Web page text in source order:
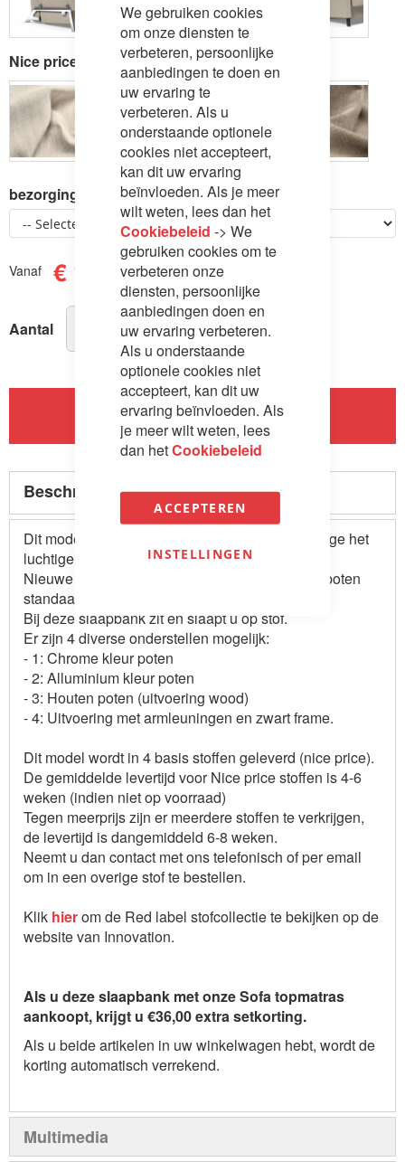
We gebruiken cookies
om onze diensten te
verbeteren, persoonlijke
aanbiedingen te doen en
uw ervaring te
verbeteren. Als u
onderstaande optionele
cookies niet accepteert,
kan dit uw ervaring
beïnvloeden. Als je meer
wilt weten, lees dan het
Cookiebeleid -> We
gebruiken cookies om te
verbeteren onze
diensten, persoonlijke
aanbiedingen doen en
uw ervaring verbeteren.
Als u onderstaande
optionele cookies niet
accepteert, kan dit uw
ervaring beïnvloeden. Als
je meer wilt weten, lees
dan hetCookiebeleid
ACCEPTEREN
INSTELLINGEN
Nice price stoffen 160
bezorging en montage
Vanaf € 1.809,00
Aantal
In Winkelwagen
Beschrijving
Dit model slaapbank wordt veel verkocht vanwege het
luchtige uiterlijk en design.
Nieuwe uitvoering 02: Bij dit model klappen de poten
standaard uit tijdens het uitklappen.
Bij deze slaapbank zit en slaapt u op stof.
Er zijn 4 diverse onderstellen mogelijk:
- 1: Chrome kleur poten
- 2: Alluminium kleur poten
- 3: Houten poten (uitvoering wood)
- 4: Uitvoering met armleuningen en zwart frame.
Dit model wordt in 4 basis stoffen geleverd (nice price).
De gemiddelde levertijd voor Nice price stoffen is 4-6
weken (indien niet op voorraad)
Tegen meerprijs zijn er meerdere stoffen te verkrijgen,
de levertijd is dangemiddeld 6-8 weken.
Neemt u dan contact met ons telefonisch of per email
om in een overige stof te bestellen.
Klik hierom de Red label stofcollectie te bekijken op de
website van Innovation.
Als u deze slaapbank met onze Sofa topmatras
aankoopt, krijgt u €36,00 extra setkorting.
Als u beide artikelen in uw winkelwagen hebt, wordt de
korting automatisch verrekend.
Multimedia